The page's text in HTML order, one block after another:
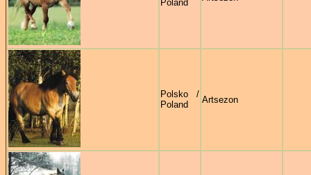
Poland
Polsko /
Poland
Artsezon